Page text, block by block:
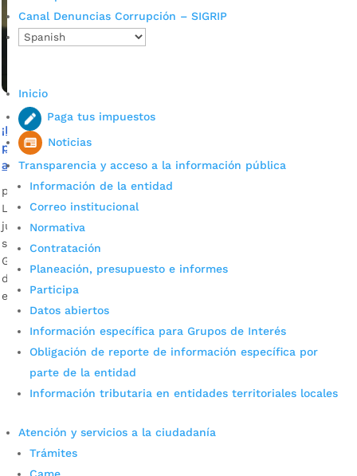
Canal Denuncias Corrupción – SIGRIP
Inicio
Paga tus impuestos
Noticias
Transparencia y acceso a la información pública
Información de la entidad
Correo institucional
Normativa
Contratación
Planeación, presupuesto e informes
Participa
Datos abiertos
Información específica para Grupos de Interés
Obligación de reporte de información específica por
parte de la entidad
Información tributaria en entidades territoriales locales
Atención y servicios a la ciudadanía
Trámites
¡Bumangueses! Sigamos estas recomendaciones ante
posibles eventos asociados a la temporada seca que se
aproxima
por Alcaldía de Bucaramanga|
La primera temporada de lluvias concluyó el pasado 17 de
junio y según el Ideam se acerca una intensa temporada
seca. De acuerdo con el coordinador de la Unidad de
Gestión del Riesgo de Bucaramanga, la primera temporada
de lluvias de 2020 concluyó el 17 de junio, dando inicio con
ello a la temporada seca. […]
Cupos Escolares Bucaramanga 2022